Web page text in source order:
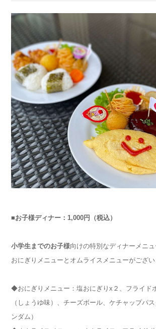
■お子様ディナー：1,000円（税込）
小学生までのお子様向けの特別なディナーメニ
おにぎりメニューとオムライスメニューがござい
◆おにぎりメニュー：塩おにぎりx２、フライド
（しょうゆ味）、チーズボール、ケチャップパ
ンダム）